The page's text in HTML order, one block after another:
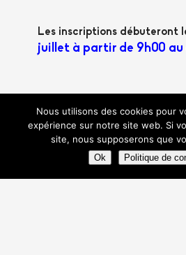
Les inscriptions débuteront
juillet à partir de 9h00 au
Nous utilisons des cookies pour
expérience sur notre site web. Si
site, nous supposerons que
Ok Politique de